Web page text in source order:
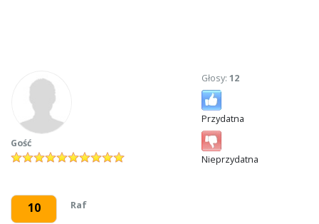
Gość
Głosy: 12
Przydatna
Nieprzydatna
10 Raf